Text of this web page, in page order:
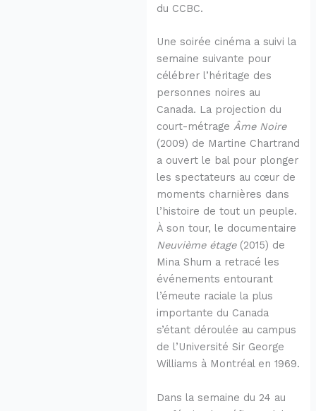
du CCBC.
Une soirée cinéma a suivi la
semaine suivante pour
célébrer l’héritage des
personnes noires au
Canada. La projection du
court-métrageÂme Noire
(2009) de Martine Chartrand
a ouvert le bal pour plonger
les spectateurs au cœur de
moments charnières dans
l’histoire de tout un peuple.
À son tour, le documentaire
Neuvième étage(2015) de
Mina Shum a retracé les
événements entourant
l’émeute raciale la plus
importante du Canada
s’étant déroulée au campus
de l’Université Sir George
Williams à Montréal en 1969.
Dans la semaine du 24 au